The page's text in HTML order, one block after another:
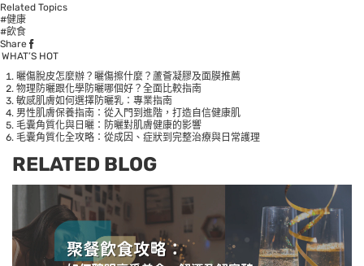
Related Topics
#健康
#飲食
Share
WHAT’S HOT
曬傷脫皮怎麼辦？曬傷擦什麼？蘆薈凝膠及面膜推薦
物理防曬跟化學防曬哪個好？全面比較指南
敏感肌膚如何選擇防曬乳：專業指南
男性肌膚保養指南：從入門到進階，打造自信健康肌
毛囊角質化與日曬：防曬對肌膚健康的影響
毛囊角質化全攻略：從成因、症狀到完整治療與日常護理
RELATED BLOG